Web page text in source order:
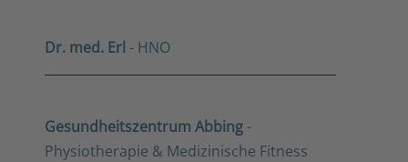
Dr. med. Erl - HNO
Gesundheitszentrum Abbing-
Physiotherapie & Medizinische Fitness